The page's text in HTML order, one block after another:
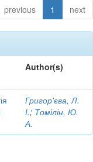
previous 1 next
Author(s)
Григор'єва, Л.
І.; Томілін, Ю.
А.